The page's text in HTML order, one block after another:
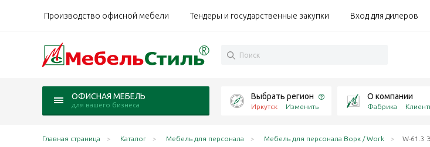
Производство офисной мебели Тендеры и государственные закупки Вход для дилеров
ОФИСНАЯ МЕБЕЛЬ
для вашего бизнеса
Выбрать регион
Иркутск Изменить
О компании
Фабрика
Главная страница Каталог Мебель для персонала Мебель для персонала Ворк / Work W-61.3